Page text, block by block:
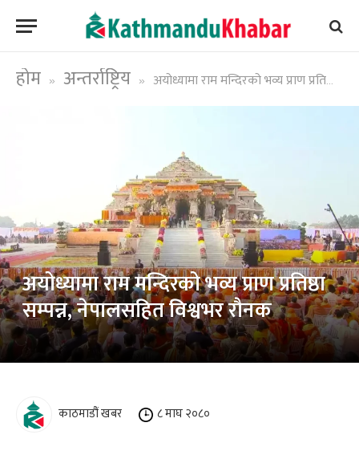
होम » अन्तर्राष्ट्रिय » अयोध्यामा राम मन्दिरको भव्य प्राण प्रतिष्ठा सम्पन्न, नेपालसहित विश्वभर रौनक
अयोध्यामा राम मन्दिरको भव्य प्राण प्रतिष्ठा
सम्पन्न, नेपालसहित विश्वभर रौनक
काठमाडौं खबर ८ माघ २०८०